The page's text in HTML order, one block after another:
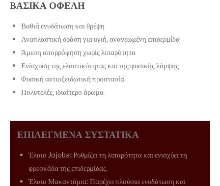
ΒΑΣΙΚΑ ΟΦΕΛΗ
Βαθιά ενυδάτωση και θρέψη
Αναπλαστική δράση για υγιή, ανανεωμένη επιδερμίδα
Άμεση απορρόφηση χωρίς λιπαρότητα
Ενίσχυση της ελαστικότητας και της φυσικής λάμψης
Φυσική αντιοξειδωτική προστασία
Πολυτελές, ιδιαίτερο άρωμα
ΕΠΙΛΕΓΜΕΝΑ ΣΥΣΤΑΤΙΚΑ
Έλαιο Jojoba: Ρυθμίζει τη λιπαρότητα και ενισχύει τη
φρεσκάδα της επιδερμίδας.
Έλαιο Μακαντάμια: Παρέχει πλούσια ενυδάτωση και